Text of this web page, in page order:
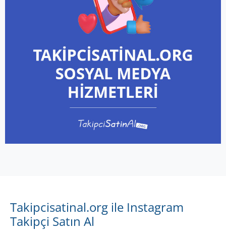
Takipcisatinal.org ile Instagram
Takipçi Satın Al